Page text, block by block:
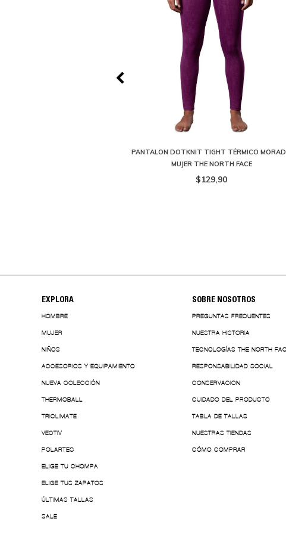
PANTALON DOTKNIT TIGHT TÉRMICO
MUJER THE NORTH FACE
$129,90
EXPLORA
HOMBRE
MUJER
NIÑOS
ACCESORIOS Y EQUIPAMIENTO
NUEVA COLECCIÓN
THERMOBALL
TRICLIMATE
VECTIV
POLARTEC
ELIGE TU CHOMPA
ELIGE TUS ZAPATOS
ÚLTIMAS TALLAS
SALE
SOBRE NOSOTROS
PREGUNTAS FRECUENTES
NUESTRA HISTORIA
TECNOLOGÍAS THE NORTH
RESPONSABILIDAD SOCIAL
CONSERVACION
CUIDADO DEL PRODUCTO
TABLA DE TALLAS
NUESTRAS TIENDAS
CÓMO COMPRAR